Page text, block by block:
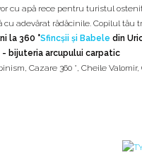
cu apă rece pentru turistul
cu adevărat rădăcinile. Copilul
la 360 °Sfincşii şi Babele din
- bijuteria arcupului carpatic
, Cazare 360 °, Cheile Valomir,